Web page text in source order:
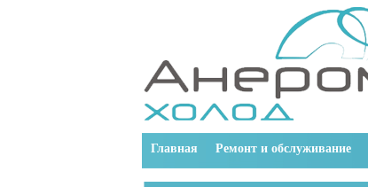
Главная Ремонт и обслуживание